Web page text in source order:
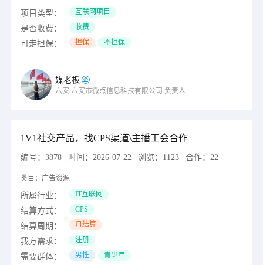
项目类型： 互联网项目
是否收费： 收费
可走担保： 担保 不担保
媒老板
六安 六安市微点信息科技有限公司 负责人
1V1社交产品，找CPS渠道\主播工会合作
编号： 3878 时间： 2026-07-22 浏览： 1123 合作： 22
类目： 广告资源
所属行业： IT互联网
结算方式： CPS
结算周期： 月结算
我方需求： 注册
需要群体： 男性 青少年